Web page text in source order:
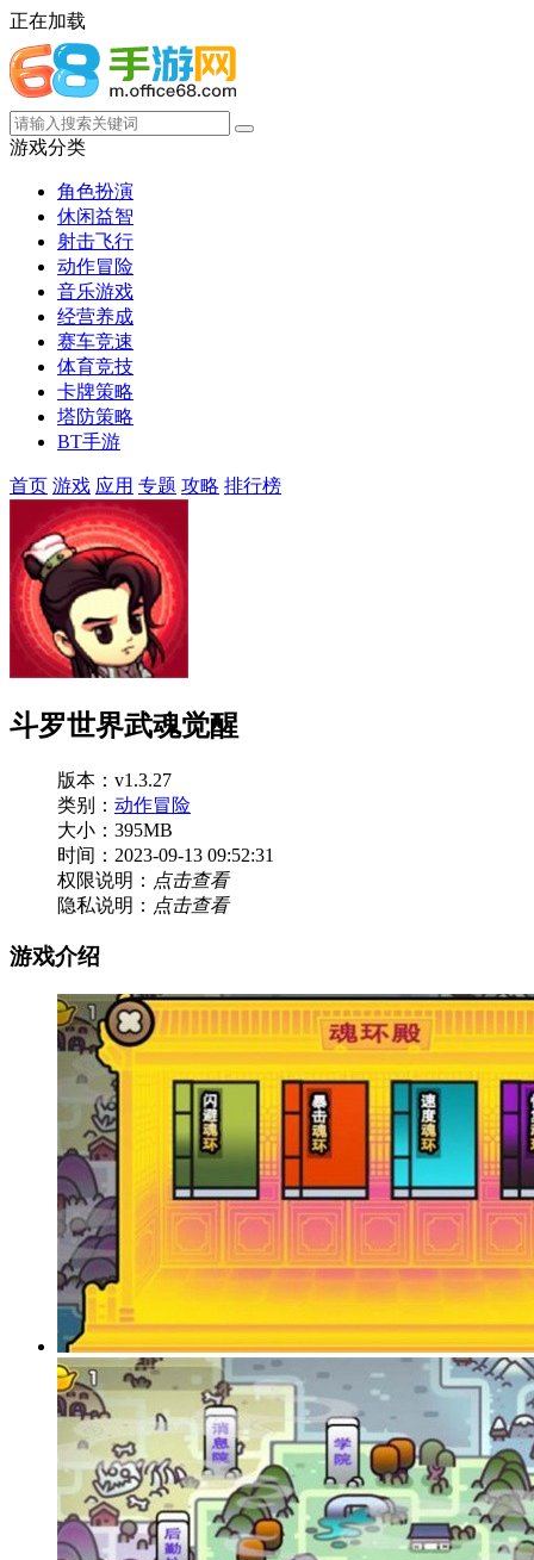
正在加载
游戏分类
角色扮演
休闲益智
射击飞行
动作冒险
音乐游戏
经营养成
赛车竞速
体育竞技
卡牌策略
塔防策略
BT手游
首页 游戏 应用 专题 攻略 排行榜
斗罗世界武魂觉醒
版本：v1.3.27
类别： 动作冒险
大小：395MB
时间：2023-09-13 09:52:31
权限说明： 点击查看
隐私说明： 点击查看
游戏介绍